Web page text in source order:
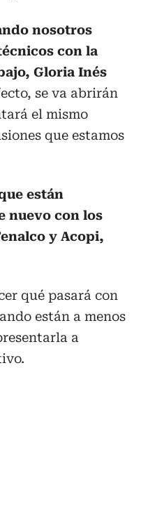
nosotros
con la
Gloria Inés
se va abrirán
el mismo
que estamos
están
nuevo con los
y Acopi,
qué pasará con
están a menos
a